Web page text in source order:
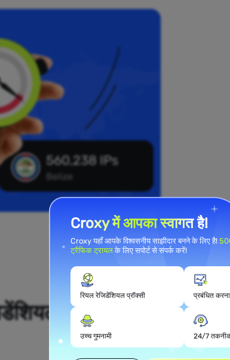
560,238 IPs
Belize
प्रॉक्सी
Croxy में आपका स्वागत है!
Croxy यहाँ आपके विश्वसनीय साझीदार बनने के लिए है!
ट्रैफिक ट्रायलके लिए सपोर्ट से संपर्क करें!
रियल रेजिडेंशियल प्रॉक्सी प्रबंधित
उच्च गुमनामी 24/7